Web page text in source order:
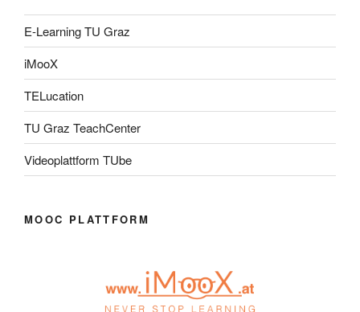
E-Learning TU Graz
iMooX
TELucation
TU Graz TeachCenter
Videoplattform TUbe
MOOC PLATTFORM